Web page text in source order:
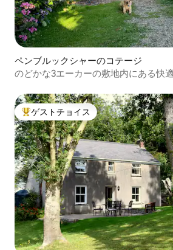
ペンブルックシャーのコテージ
のどかな3エーカーの敷地内にある快
大好評のゲストチョイスです。
ゲストチョイス